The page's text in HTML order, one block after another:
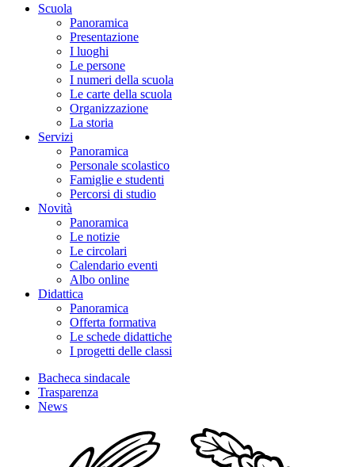
Scuola
Panoramica
Presentazione
I luoghi
Le persone
I numeri della scuola
Le carte della scuola
Organizzazione
La storia
Servizi
Panoramica
Personale scolastico
Famiglie e studenti
Percorsi di studio
Novità
Panoramica
Le notizie
Le circolari
Calendario eventi
Albo online
Didattica
Panoramica
Offerta formativa
Le schede didattiche
I progetti delle classi
Bacheca sindacale
Trasparenza
News